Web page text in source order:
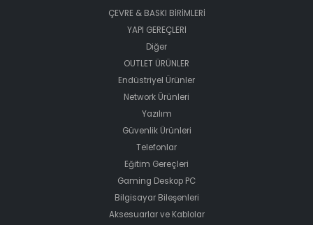
ÇEVRE & BASKI BİRİMLERİ
YAPI GEREÇLERİ
Diğer
OUTLET ÜRÜNLER
Endüstriyel Ürünler
Network Ürünleri
Yazılım
Güvenlik Ürünleri
Telefonlar
Eğitim Gereçleri
Gaming Deskop PC
Bilgisayar Bileşenleri
Aksesuarlar ve Kablolar